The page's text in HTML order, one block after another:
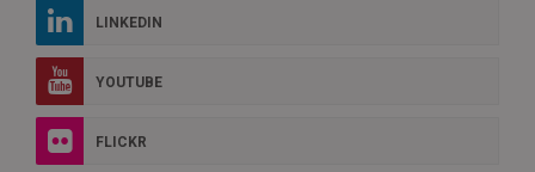
LINKEDIN
YOUTUBE
FLICKR